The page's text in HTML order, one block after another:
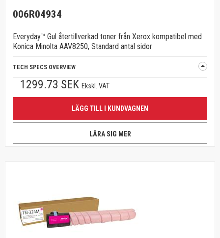
006R04934
Everyday™ Gul återtillverkad toner från Xerox kompatibel med
Konica Minolta AAV8250, Standard antal sidor
TECH SPECS OVERVIEW
1299.73 SEK Ekskl. VAT
LÄGG TILL I KUNDVAGNEN
LÄRA SIG MER